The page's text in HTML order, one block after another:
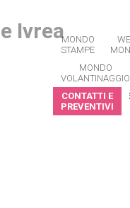
MONDO
STAMPE
MONDO
VOLANTINAGGIO
CONTATTI E
PREVENTIVI